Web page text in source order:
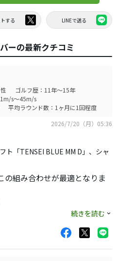
する LINEで送る
ーの最新クチコミ
ゴルフ歴：11年～15年
s～45m/s
平均ラウンド数：1ヶ月に1回程度
2026/7/20（月）05:36
ト「TENSEI BLUE MM D」、シャ
の組み合わせが最適となりま
と上がりにくいようですが、
までの中で最高レベルでした
続きを読む